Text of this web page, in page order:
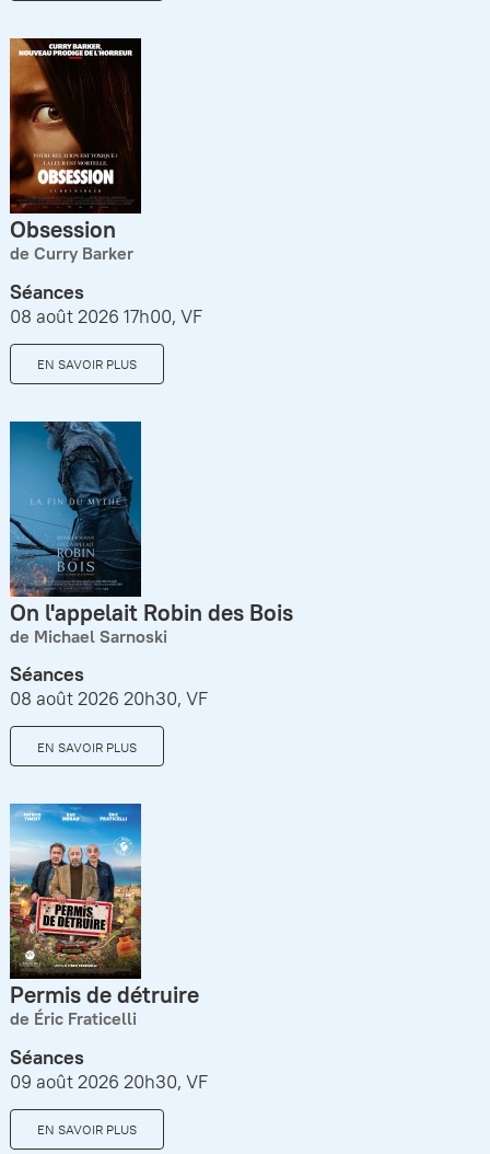
Obsession
de Curry Barker
Séances
08 août 2026 17h00, VF
EN SAVOIR PLUS
On l'appelait Robin des Bois
de Michael Sarnoski
Séances
08 août 2026 20h30, VF
EN SAVOIR PLUS
Permis de détruire
de Éric Fraticelli
Séances
09 août 2026 20h30, VF
EN SAVOIR PLUS